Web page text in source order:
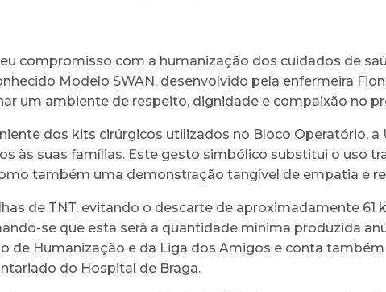
compromisso com a humanização dos cuidados de
Modelo SWAN, desenvolvido pela enfermeira
um ambiente de respeito, dignidade e compaixão no
dos kits cirúrgicos utilizados no Bloco Operatório, a
às suas famílias. Este gesto simbólico substitui o uso
também uma demonstração tangível de empatia e
de TNT, evitando o descarte de aproximadamente 61
se que esta será a quantidade mínima produzida
de Humanização e da Liga dos Amigos e conta
do Hospital de Braga.